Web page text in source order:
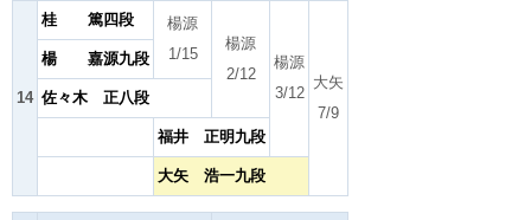
14
桂 篤四段
楊源
1/15
楊源
2/12
楊源
3/12
大矢
7/9
楊 嘉源九段
佐々木 正八段
福井 正明九段
大矢 浩一九段